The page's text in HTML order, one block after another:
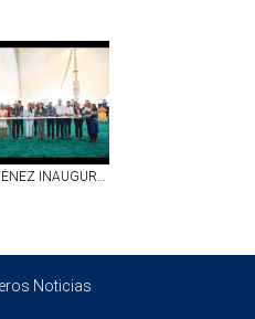
TERE JIMÉNEZ INAUGURA LA FERIA INTERNACIONAL DEL CABALLO, QUE POR 10 DÍAS CONVERTIRÁ A AGUASCALIENTES EN LA CAPITAL ECUESTRE DE AMÉRICA
Noticias